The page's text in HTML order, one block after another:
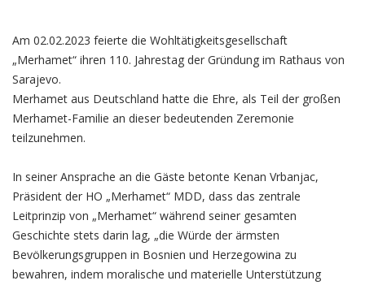
Am 02.02.2023 feierte die Wohltätigkeitsgesellschaft
„Merhamet“ ihren 110. Jahrestag der Gründung im Rathaus von
Sarajevo.
Merhamet aus Deutschland hatte die Ehre, als Teil der großen
Merhamet-Familie an dieser bedeutenden Zeremonie
teilzunehmen.
In seiner Ansprache an die Gäste betonte Kenan Vrbanjac,
Präsident der HO „Merhamet“ MDD, dass das zentrale
Leitprinzip von „Merhamet“ während seiner gesamten
Geschichte stets darin lag, „die Würde der ärmsten
Bevölkerungsgruppen in Bosnien und Herzegowina zu
bewahren, indem moralische und materielle Unterstützung